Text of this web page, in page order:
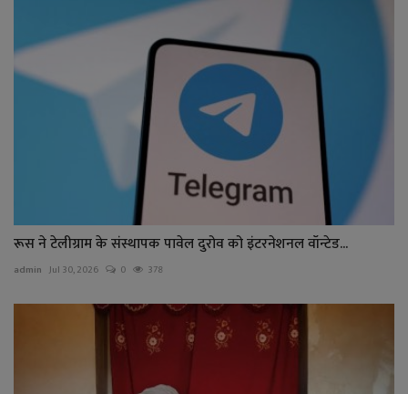
रूस ने टेलीग्राम के संस्थापक पावेल दुरोव को इंटरनेशनल वॉन्टेड...
admin Jul 30, 2026 0 378